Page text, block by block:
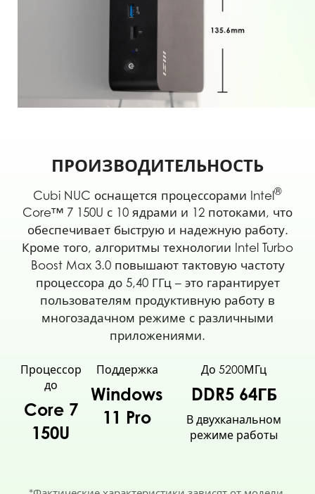
ПРОИЗВОДИТЕЛЬНОСТЬ
Cubi NUC оснащется процессорами Intel®
Core™ 7 150U с 10 ядрами и 12 потоками, что
обеспечивает быструю и надежную работу.
Кроме того, алгоритмы технологии Intel Turbo
Boost Max 3.0 повышают тактовую частоту
процессора до 5,40 ГГц – это гарантирует
пользователям продуктивную работу в
многозадачном режиме с различными
приложениями.
Процессор
до
Core 7
150U
Поддержка
Windows
11 Pro
До 5200МГц
DDR5 64ГБ
В двухканальном
режиме работы